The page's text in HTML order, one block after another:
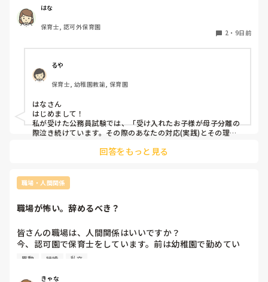
が、先日面接で初めて「子ども同士のトラブルがあったこと
をどのように保護者に伝えるかやってみてください」と言わ
れて一瞬固まってしまいました。調べてみると誕生日会など
ませんが、今後他の園も受ける予定なのでこういう問題を想
定して練習しておきたいです。もしこのような問題の経験が
ある方がいらっしゃったら、どのような問題だったか教えて
いただきたいです。
経験のない方でもこんなテーマもあるのでは？など思いつく
ことがあればなんでもいいので教えていただきたいです。よ
ろしくお願いします。
はな
保育士, 認可外保育園
2 ・ 9日前
るや
保育士, 幼稚園教諭, 保育園
はなさん
はじめまして！
私が受けた公務員試験では、「受け入れたお子様が母子分離の
際泣き続けています。その際のあなたの対応(実践)とその理由
当時は新入園児なのか、いつも泣いている子なのか、いつも泣
じだと気づきました。
試験で急に言われると焦りますよね。
回答をもっと見る
職場・人間関係
職場が怖い。辞めるべき？
皆さんの職場は、人間関係はいいですか？
今、認可園で保育士をしています。前は幼稚園で勤めてい
て、2園目です。
の環境としては園長、主任が意地悪で話すと長いので割愛さ
異動 結婚 私立
きゃな